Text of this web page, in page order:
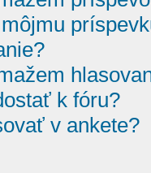
k fóru?
v ankete?